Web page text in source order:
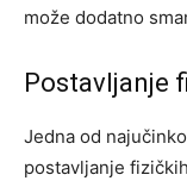
može dodatno
Postavljanje
Jedna od
postavljanje